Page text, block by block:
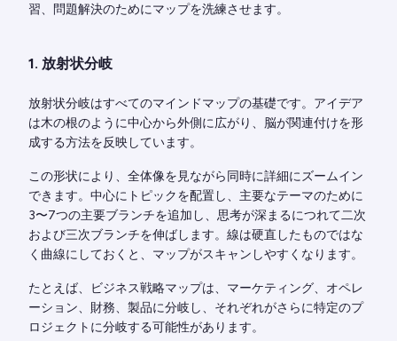
習、問題解決のためにマップを洗練させます。
1. 放射状分岐
放射状分岐はすべてのマインドマップの基礎です。アイデア
は木の根のように中心から外側に広がり、脳が関連付けを形
成する方法を反映しています。
この形状により、全体像を見ながら同時に詳細にズームイン
できます。中心にトピックを配置し、主要なテーマのために
3〜7つの主要ブランチを追加し、思考が深まるにつれて二次
および三次ブランチを伸ばします。線は硬直したものではな
く曲線にしておくと、マップがスキャンしやすくなります。
たとえば、ビジネス戦略マップは、マーケティング、オペレ
ーション、財務、製品に分岐し、それぞれがさらに特定のプ
ロジェクトに分岐する可能性があります。